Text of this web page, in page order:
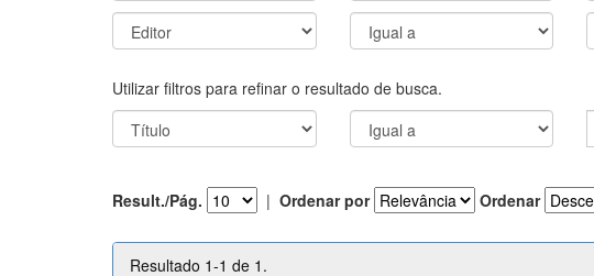
Utilizar filtros para refinar o resultado de busca.
Result./Pág. | Ordenar por Ordenar
Resultado 1-1 de 1.